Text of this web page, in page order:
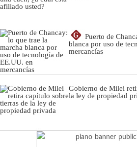
G
Puerto de
blanca por uso de
mercancías
Gobierno de Milei
la ley de propiedad